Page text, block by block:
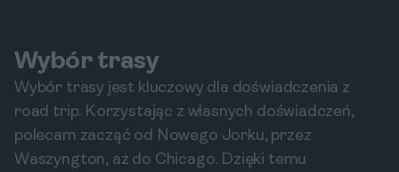
Wybór trasy
Wybór trasy jest kluczowy dla doświadczenia z
road trip. Korzystając z własnych doświadczeń,
polecam zacząć od Nowego Jorku, przez
Waszyngton, aż do Chicago. Dzięki temu